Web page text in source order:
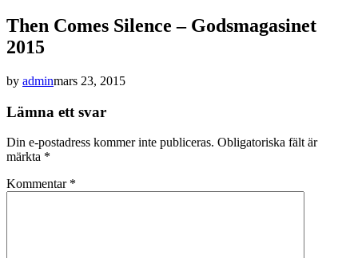
Then Comes Silence – Godsmagasinet
2015
by adminmars 23, 2015
Lämna ett svar
Din e-postadress kommer inte publiceras. Obligatoriska fält är
märkta *
Kommentar *